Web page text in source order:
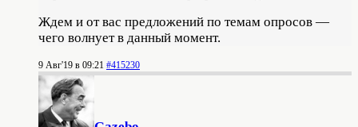
Ждем и от вас предложений по темам опросов —
чего волнует в данный момент.
9 Авг'19 в 09:21 #415230